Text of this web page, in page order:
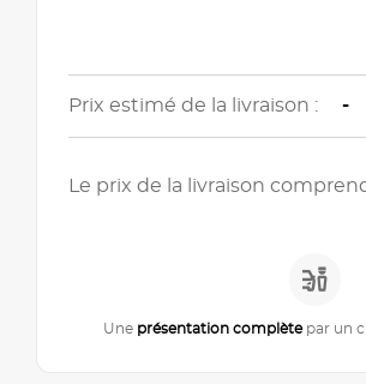
Prix estimé de la livraison : -
Le prix de la livraison
Une présentation complètepar un